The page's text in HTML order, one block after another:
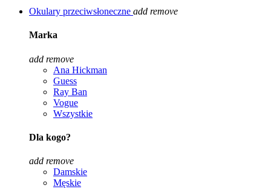
Okulary przeciwsłoneczne add remove
Marka
add remove
Ana Hickman
Guess
Ray Ban
Vogue
Wszystkie
Dla kogo?
add remove
Damskie
Męskie